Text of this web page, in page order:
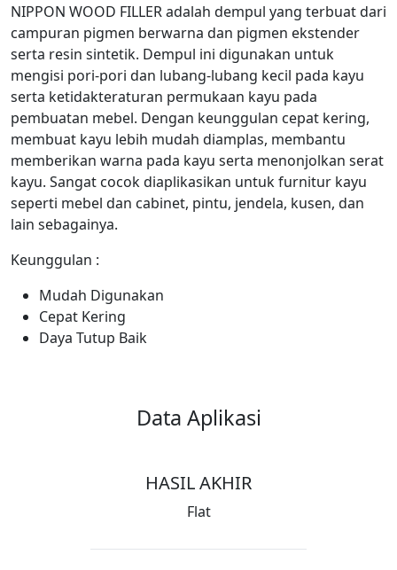
NIPPON WOOD FILLER adalah dempul yang terbuat dari
campuran pigmen berwarna dan pigmen ekstender
serta resin sintetik. Dempul ini digunakan untuk
mengisi pori-pori dan lubang-lubang kecil pada kayu
serta ketidakteraturan permukaan kayu pada
pembuatan mebel. Dengan keunggulan cepat kering,
membuat kayu lebih mudah diamplas, membantu
memberikan warna pada kayu serta menonjolkan serat
kayu. Sangat cocok diaplikasikan untuk furnitur kayu
seperti mebel dan cabinet, pintu, jendela, kusen, dan
lain sebagainya.
Keunggulan :
Mudah Digunakan
Cepat Kering
Daya Tutup Baik
Data Aplikasi
HASIL AKHIR
Flat